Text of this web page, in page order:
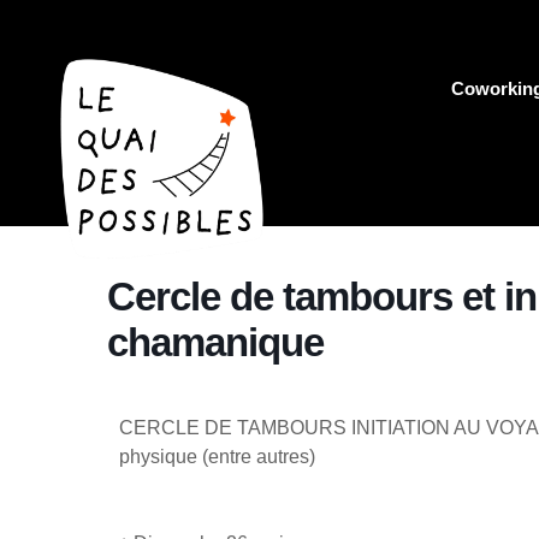
Cercle de tambours et
chamanique
CERCLE DE TAMBOURS INITIATION AU
physique (entre autres)